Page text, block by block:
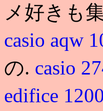
メ好きも
casio aqw
の. casio
edifice 1200